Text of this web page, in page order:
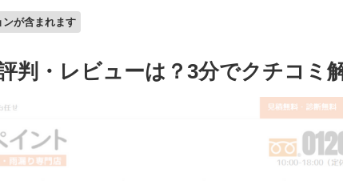
ンが含まれます
判・レビューは？3分でクチコミ